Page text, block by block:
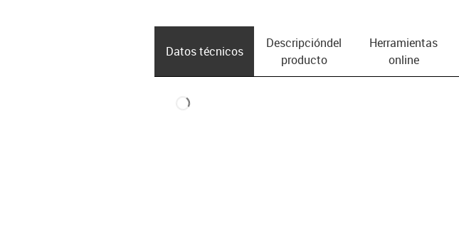
Datos técnicos
Descripción­del
producto
Herramientas
online